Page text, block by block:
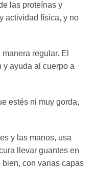
las proteínas y
actividad física, y no
regular. El
ayuda al cuerpo a
estés ni muy gorda,
y las manos, usa
llevar guantes en
bien, con varias capas